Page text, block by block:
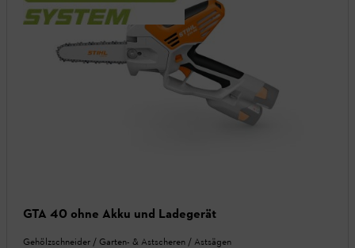
GTA 40 ohne Akku und Ladegerät
Gehölzschneider / Garten- & Astscheren / Astsägen